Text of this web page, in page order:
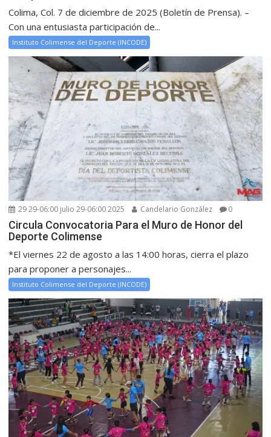
Colima, Col. 7 de diciembre de 2025 (Boletín de Prensa). –
Con una entusiasta participación de...
Instituto Colimense del Deporte (INCODE)
29 29-06:00 julio 29-06:00 2025 Candelario González 0
Circula Convocatoria Para el Muro de Honor del
Deporte Colimense
*El viernes 22 de agosto a las 14:00 horas, cierra el plazo
para proponer a personajes...
Instituto Colimense del Deporte (INCODE)